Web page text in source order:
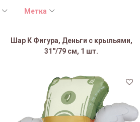
Метка
Шар К Фигура, Деньги с крыльями,
31''/79 см, 1 шт.